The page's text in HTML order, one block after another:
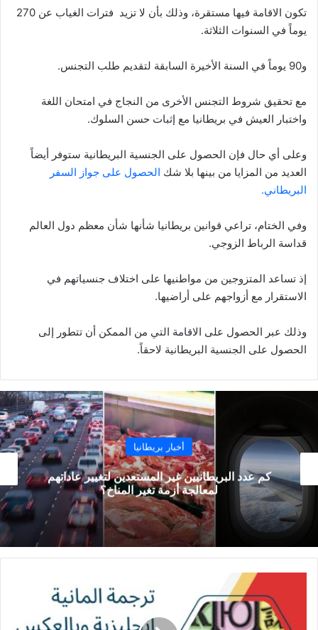
تكون الاقامة فيها مستقرة، وذلك بأن لا تزيد فترات الغياب عن 270
يوماً في السنوات الثلاثة.
و90 يوماً في السنة اﻷخيرة السابقة لتقديم طلب التجنس.
مع تحقيق شروط التجنس اﻷخرى من النجاج في امتحان اللغة
واختبار العيش في بريطانيا مع إثبات حسن السلوك.
وعلى أي حال فإن الحصول على الجنسية البريطانية ستوفر أيضاً
العديد من المزايا من بينها بلا شك الحصول على جواز السفر
البريطاني.
وفي الختام، تراعي قوانين بريطانيا شأنها شأن معظم دول العالم
قداسة الرباط الزوجي.
إذ تساعد المتزوجين من مواطنيها على اختلاف جنسياتهم في
الاستقرار مع أزواجهم على أراضيها.
وذلك عبر الحصول على الاقامة التي من الممكن أن تتطور إلى
الحصول على الجنسية البريطانية لاحقاً.
أخبار بريطانيا
بريطانيا قد تضيف الدول الأوروبية إلى قائمة حظر
السفر
انجليزية
وبالعكس